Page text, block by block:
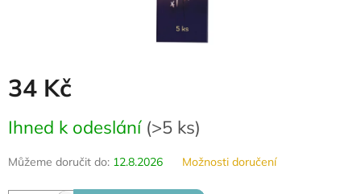
34 Kč
cena:
Ihned k odeslání (>5 ks)
Můžeme doručit do: 12.8.2026 Možnosti doručení